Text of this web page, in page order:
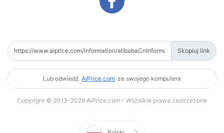
Skopiuj link
Lub odwiedź AiPrice.com ze swojego komputera
Copyright © 2013-2026 AiPrice.com – Wszelkie prawa zastrzeżone